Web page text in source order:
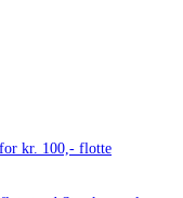
for kr. 100,- flotte